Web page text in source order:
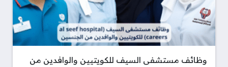
وظائف مستشفى السيف للكويتيين والوافدين من